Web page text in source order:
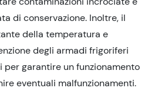
di conservazione. Inoltre, il
della temperatura e
degli armadi frigoriferi
per garantire un funzionamento
eventuali malfunzionamenti.